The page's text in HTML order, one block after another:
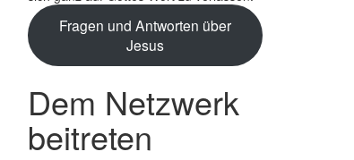
Fragen und Antworten über
Jesus
Dem Netzwerk
beitreten